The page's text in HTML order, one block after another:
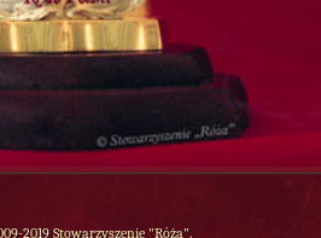
2019 Stowarzyszenie "Róża".